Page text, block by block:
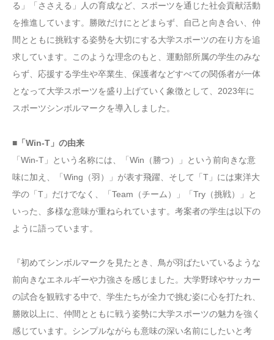
る」「ささえる」人の育成など、スポーツを通じた社会貢献活動
を推進しています。勝敗だけにとどまらず、自己と向き合い、仲
間とともに挑戦する姿勢を大切にする大学スポーツの在り方を追
求しています。このような理念のもと、運動部所属の学生のみな
らず、応援する学生や卒業生、保護者などすべての関係者が一体
となって大学スポーツを盛り上げていく象徴として、2023年に
スポーツシンボルマークを導入しました。
■「Win-T」の由来
「Win-T」という名称には、「Win（勝つ）」という前向きな意
味に加え、「Wing（羽）」が表す飛躍、そして「T」には東洋大
学の「T」だけでなく、「Team（チーム）」「Try（挑戦）」と
いった、多様な意味が重ねられています。考案者の学生は以下の
ように語っています。
『初めてシンボルマークを見たとき、鳥が羽ばたいているような
前向きなエネルギーや力強さを感じました。大学野球やサッカー
の試合を観戦する中で、学生たちが全力で挑む姿に心を打たれ、
勝敗以上に、仲間とともに戦う姿勢に大学スポーツの魅力を強く
感じています。シンプルながらも意味の深い名前にしたいと考